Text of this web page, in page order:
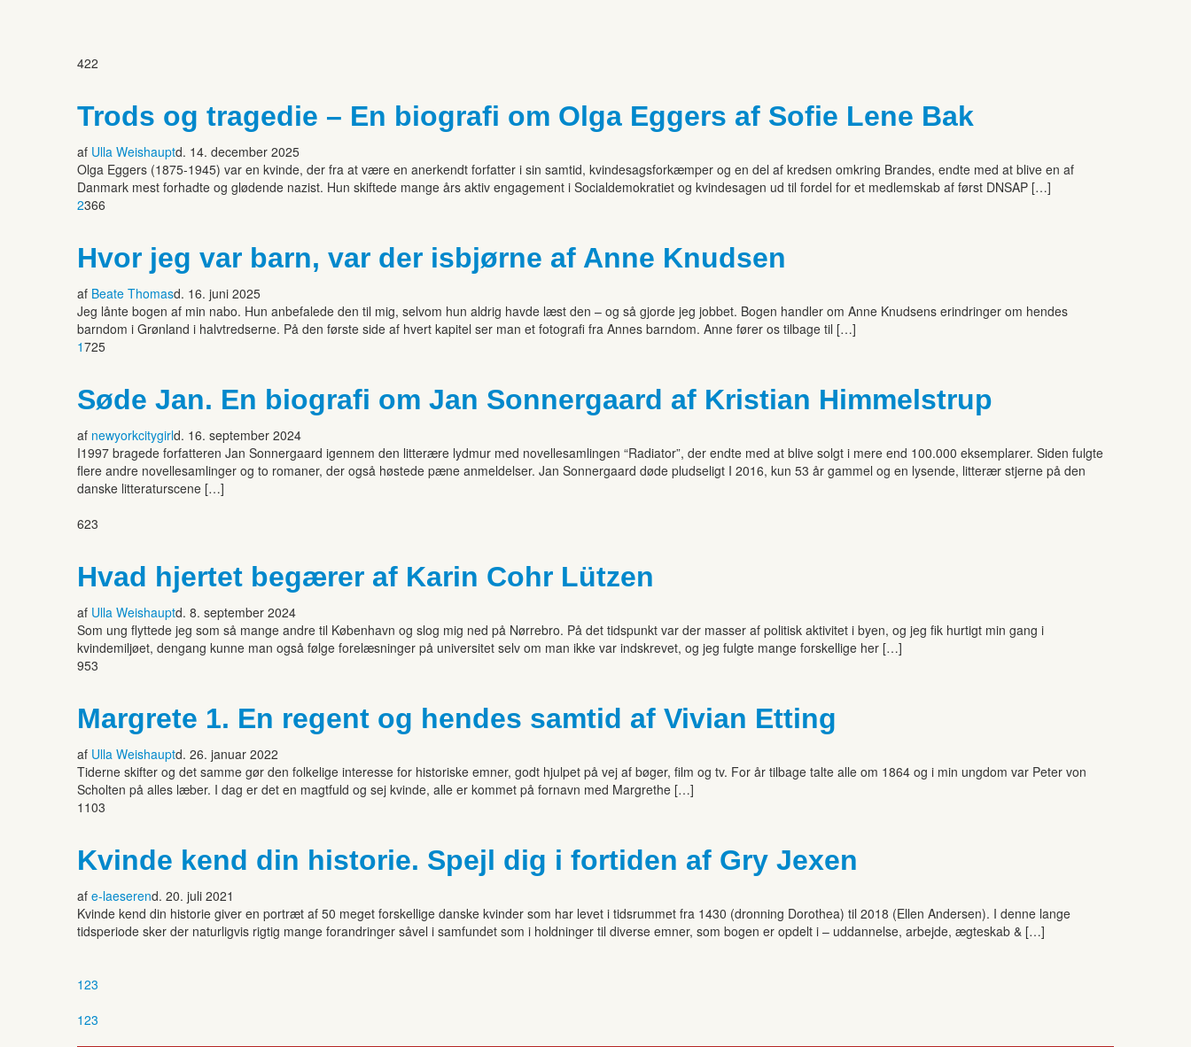
422
Trods og tragedie – En biografi om Olga Eggers af Sofie Lene Bak
af Ulla Weishauptd. 14. december 2025
Olga Eggers (1875-1945) var en kvinde, der fra at være en anerkendt forfatter i sin samtid, kvindesagsforkæmper og en del af kredsen omkring Brandes, endte med at blive en af
Danmark mest forhadte og glødende nazist. Hun skiftede mange års aktiv engagement i Socialdemokratiet og kvindesagen ud til fordel for et medlemskab af først DNSAP […]
2366
Hvor jeg var barn, var der isbjørne af Anne Knudsen
af Beate Thomasd. 16. juni 2025
Jeg lånte bogen af min nabo. Hun anbefalede den til mig, selvom hun aldrig havde læst den – og så gjorde jeg jobbet. Bogen handler om Anne Knudsens erindringer om hendes
barndom i Grønland i halvtredserne. På den første side af hvert kapitel ser man et fotografi fra Annes barndom. Anne fører os tilbage til […]
1725
Søde Jan. En biografi om Jan Sonnergaard af Kristian Himmelstrup
af newyorkcitygirld. 16. september 2024
I1997 bragede forfatteren Jan Sonnergaard igennem den litterære lydmur med novellesamlingen “Radiator”, der endte med at blive solgt i mere end 100.000 eksemplarer. Siden fulgte
flere andre novellesamlinger og to romaner, der også høstede pæne anmeldelser. Jan Sonnergaard døde pludseligt I 2016, kun 53 år gammel og en lysende, litterær stjerne på den
danske litteraturscene […]
623
Hvad hjertet begærer af Karin Cohr Lützen
af Ulla Weishauptd. 8. september 2024
Som ung flyttede jeg som så mange andre til København og slog mig ned på Nørrebro. På det tidspunkt var der masser af politisk aktivitet i byen, og jeg fik hurtigt min gang i
kvindemiljøet, dengang kunne man også følge forelæsninger på universitet selv om man ikke var indskrevet, og jeg fulgte mange forskellige her […]
953
Margrete 1. En regent og hendes samtid af Vivian Etting
af Ulla Weishauptd. 26. januar 2022
Tiderne skifter og det samme gør den folkelige interesse for historiske emner, godt hjulpet på vej af bøger, film og tv. For år tilbage talte alle om 1864 og i min ungdom var Peter von
Scholten på alles læber. I dag er det en magtfuld og sej kvinde, alle er kommet på fornavn med Margrethe […]
1103
Kvinde kend din historie. Spejl dig i fortiden af Gry Jexen
af e-laeserend. 20. juli 2021
Kvinde kend din historie giver en portræt af 50 meget forskellige danske kvinder som har levet i tidsrummet fra 1430 (dronning Dorothea) til 2018 (Ellen Andersen). I denne lange
tidsperiode sker der naturligvis rigtig mange forandringer såvel i samfundet som i holdninger til diverse emner, som bogen er opdelt i – uddannelse, arbejde, ægteskab & […]
123
123